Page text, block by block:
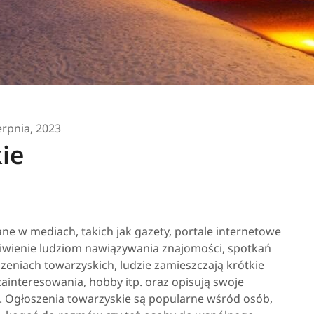
2023
w mediach, takich jak gazety, portale internetowe
ludziom nawiązywania znajomości, spotkań
towarzyskich, ludzie zamieszczają krótkie
hobby itp. oraz opisują swoje
towarzyskie są popularne wśród osób,